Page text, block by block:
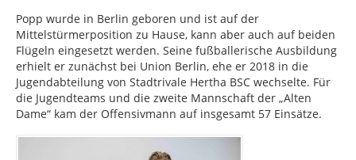
Popp wurde in Berlin geboren und ist auf der
Mittelstürmerposition zu Hause, kann aber auch auf beiden
Flügeln eingesetzt werden. Seine fußballerische Ausbildung
erhielt er zunächst bei Union Berlin, ehe er 2018 in die
Jugendabteilung von Stadtrivale Hertha BSC wechselte. Für
die Jugendteams und die zweite Mannschaft der „Alten
Dame“ kam der Offensivmann auf insgesamt 57 Einsätze.